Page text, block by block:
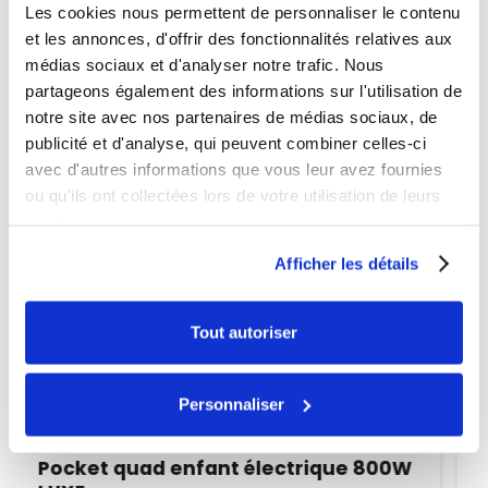
Les cookies nous permettent de personnaliser le contenu
et les annonces, d'offrir des fonctionnalités relatives aux
médias sociaux et d'analyser notre trafic. Nous
partageons également des informations sur l'utilisation de
notre site avec nos partenaires de médias sociaux, de
publicité et d'analyse, qui peuvent combiner celles-ci
avec d'autres informations que vous leur avez fournies
ou qu'ils ont collectées lors de votre utilisation de leurs
Afficher les détails
Tout autoriser
Personnaliser
Indisponible
PROMO
-60€
Quad enfant hiro hurricane 125cc